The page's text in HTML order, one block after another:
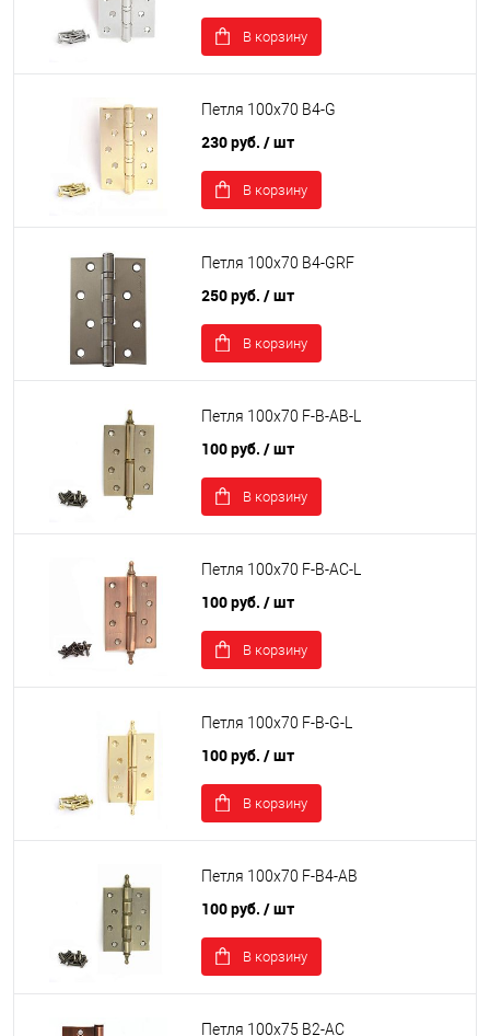
В корзину
Петля 100х70 B4-G
230 руб. / шт
В корзину
Петля 100х70 B4-GRF
250 руб. / шт
В корзину
Петля 100х70 F-B-AB-L
100 руб. / шт
В корзину
Петля 100х70 F-B-AC-L
100 руб. / шт
В корзину
Петля 100х70 F-B-G-L
100 руб. / шт
В корзину
Петля 100х70 F-B4-AB
100 руб. / шт
В корзину
Петля 100х75 B2-AC